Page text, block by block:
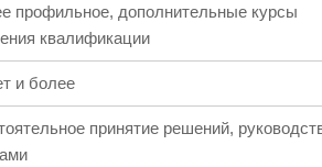
профильное, дополнительные курсы
квалификации
и более
принятие решений,